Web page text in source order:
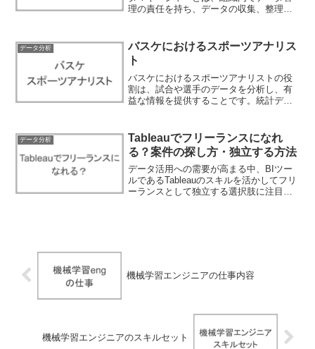
理の責任を持ち、データの収集、整理、
関する戦略的な計画の策定や実行、デー
タ活用によるビジネス価値...
データ分析
バスケにおけるスポーツアナリス
ト
バスケにおけるスポーツアナリストの役
割は、試合や選手のデータを分析し、有
益な情報を提供することです。統計デー
らかにします。また、相手チームの強み
や弱点を特定し、戦略的な...
データ分析
Tableauでフリーランスになれ
る？案件の探し方・独立する方法
データ活用への需要が高まる中、BIツー
ルであるTableauのスキルを活かしてフリ
ーランスとして独立する選択肢に注目が
機械学習エンジニアの仕事内容
機械学習エンジニアのスキルセット